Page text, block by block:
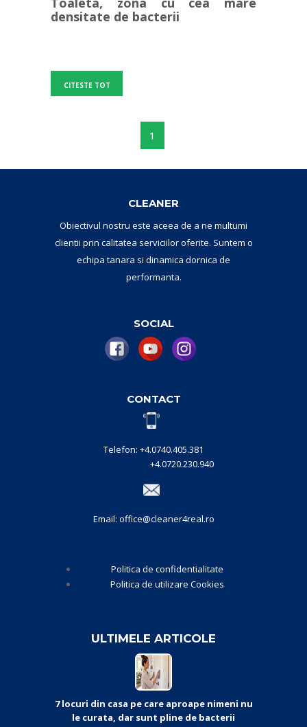
densitate de bacterii
CITESTE TOT
1
CLEANER
Obiectivul nostru este aceea de a ne multumi
clientii prin calitatea serviciilor oferite. Suntem o
echipa tanara si dinamica dornica de
performanta.
SOCIAL
CONTACT
Telefon: +4.0740.405.381
+4.0720.230.940
Email: office@cleaner4real.ro
Politica de confidentialitate
Politica de utilizare Cookies
ULTIMELE ARTICOLE
7 locuri din casa pe care aproape nimeni nu
le curata, dar sunt pline de bacterii